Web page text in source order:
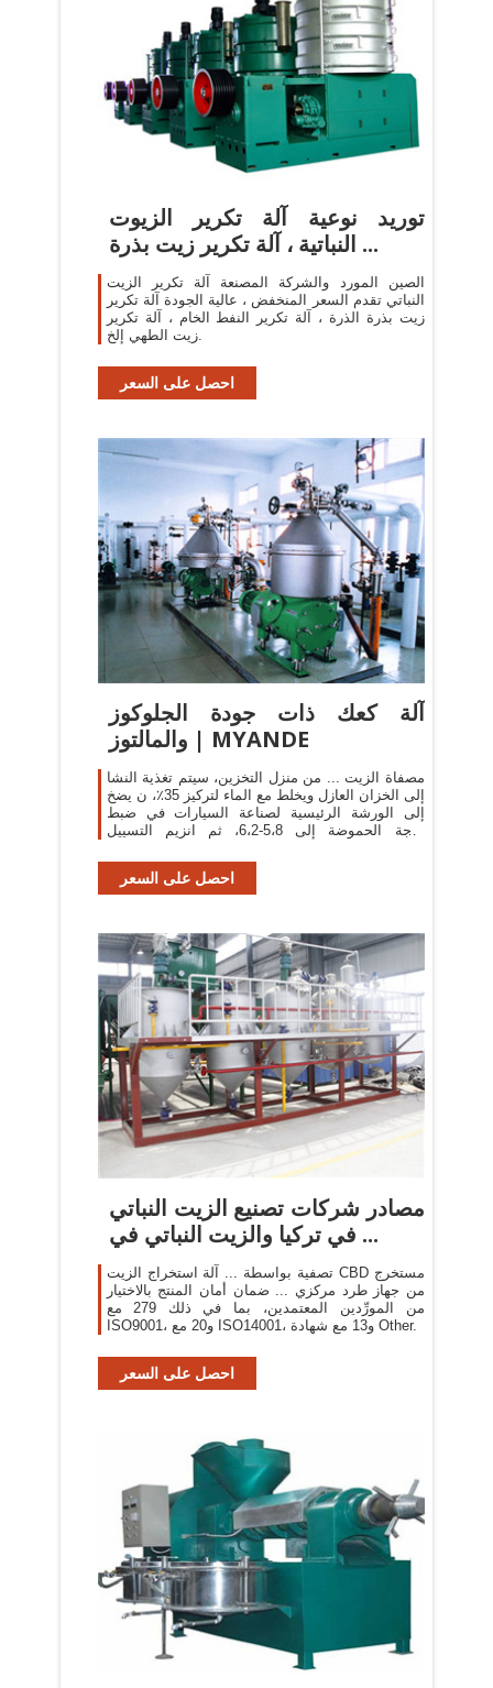
توريد نوعية آلة تكرير الزيوت
النباتية ، آلة تكرير زيت بذرة ...
الصين المورد والشركة المصنعة آلة تكرير الزيت
النباتي تقدم السعر المنخفض ، عالية الجودة آلة تكرير
زيت بذرة الذرة ، آلة تكرير النفط الخام ، آلة تكرير
زيت الطهي إلخ.
احصل على السعر
آلة كعك ذات جودة الجلوكوز
والمالتوز | MYANDE
مصفاة الزيت ... من منزل التخزين، سيتم تغذية النشا
إلى الخزان العازل ويخلط مع الماء لتركيز 35٪، ن يضخ
إلى الورشة الرئيسية لصناعة السيارات في ضبط
درجة الحموضة إلى 5،8-6،2، ثم انزيم التسييل
احصل على السعر
مصادر شركات تصنيع الزيت النباتي
في تركيا والزيت النباتي في ...
تصفية بواسطة ... آلة استخراج الزيت CBD مستخرج
من جهاز طرد مركزي ... ضمان أمان المنتج بالاختيار
من المورِّدين المعتمدين، بما في ذلك 279 مع
ISO9001، و20 مع ISO14001، و13 مع شهادة Other.
احصل على السعر